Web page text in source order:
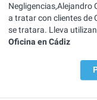
Negligencias,Alejandro
a tratar con clientes de
se tratara. Lleva
Oficina en Cádiz